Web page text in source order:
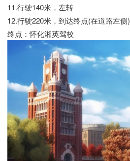
11.行驶140米，左转
12.行驶220米，到达终点(在道路左侧)
终点：怀化湘英驾校